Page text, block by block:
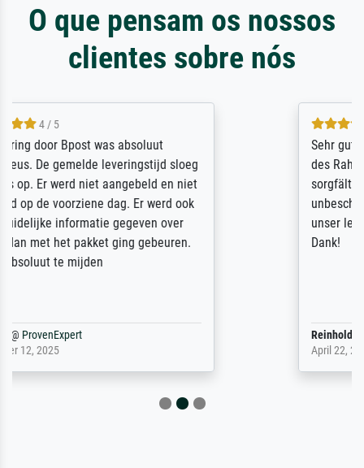
O que pensam os nossos
clientes sobre nós
Sehr gute Qualität des Leinwanddrucks und
des Rahmens! Unser Bild wurde sehr
sorgfältig und sicher verpackt, so dass es
unbeschadet bei uns ankam. Es wird nicht
unser letzter Meisterdruck sein. Vielen
Dank!
Reinhold,